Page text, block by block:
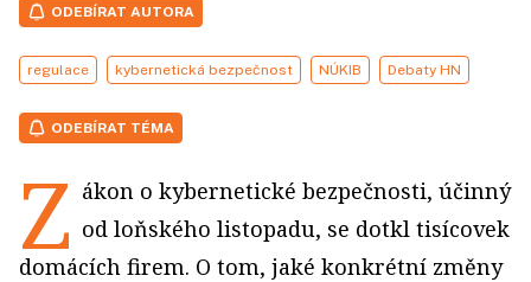
ODEBÍRAT AUTORA
regulace kybernetická bezpečnost NÚKIB Debaty HN
ODEBÍRAT TÉMA
Z ákon o kybernetické bezpečnosti, účinný
od loňského listopadu, se dotkl tisícovek
domácích firem. O tom, jaké konkrétní změny